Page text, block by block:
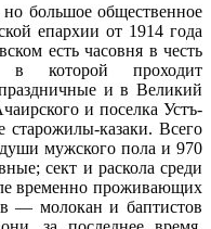
но большое общественное
епархии от 1914 года
есть часовня в честь
в которой проходит
и в Великий
и поселка Устъ-
старожилы-казаки. Всего
мужского пола и 970
сект и раскола среди
временно проживающих
— молокан и баптистов